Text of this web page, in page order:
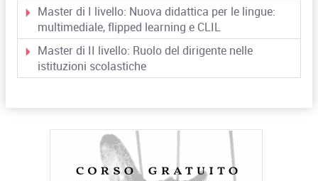
Master di I livello: Nuova didattica per le lingue:
multimediale, flipped learning e CLIL
Master di II livello: Ruolo del dirigente nelle
istituzioni scolastiche